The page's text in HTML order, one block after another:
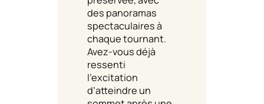
des panoramas
spectaculaires à
chaque tournant.
Avez-vous déjà
ressenti
l’excitation
d’atteindre un